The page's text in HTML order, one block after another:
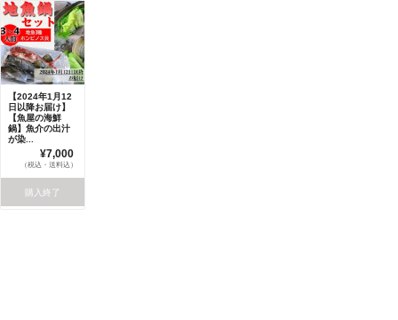
【2024年1月12
日以降お届け】
【魚屋の海鮮
鍋】魚介の出汁
が染...
¥7,000
（税込・送料込）
購入終了